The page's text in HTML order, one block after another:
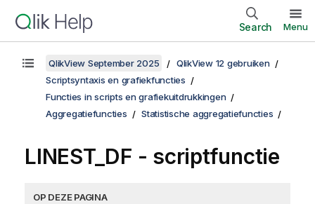
Search Menu
QlikView September 2025
QlikView 12 gebruiken
Scriptsyntaxis en grafiekfuncties
Functies in scripts en grafiekuitdrukkingen
Aggregatiefuncties
Statistische aggregatiefuncties
LINEST_DF - scriptfunctie
OP DEZE PAGINA